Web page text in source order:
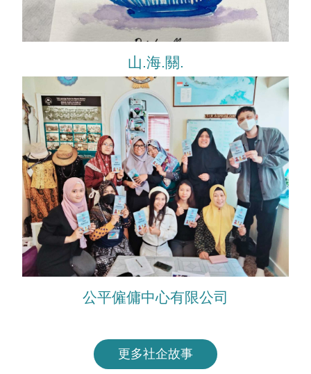
山.海.關.
公平僱傭中心有限公司
更多社企故事